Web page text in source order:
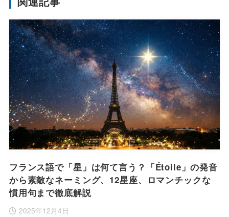
フランス語で「星」は何て言う？「Étoile」の発音
から素敵なネーミング、12星座、ロマンチックな
慣用句まで徹底解説
2025年12月4日